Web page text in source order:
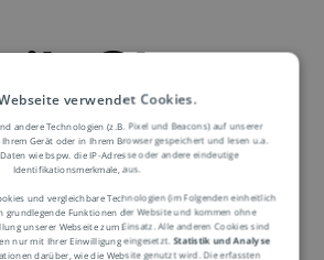
Glossar
verwendet Cookies.
andere Technologien (z.B. Pixel und Beacons) auf unserer
Gerät oder in Ihrem Browser gespeichert und lesen u.a.
wie bspw. die IP-Adresse oder andere eindeutige
Identifikationsmerkmale, aus.
und vergleichbare Technologien (im Folgenden einheitlich
grundlegende Funktionen der Website und kommen ohne
unserer Webseite zum Einsatz. Alle anderen Cookies sind
nur mit Ihrer Einwilligung eingesetzt.Statistik und Analyse
darüber, wie die Website genutzt wird. Die erfassten